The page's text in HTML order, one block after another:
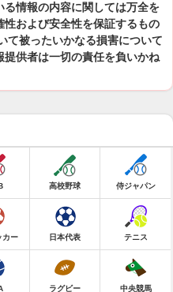
情報の内容に関しては万全を
および安全性を保証するもの
て被ったいかなる損害について
供者は一切の責任を負いかね
高校野球 侍ジャパン
カー 日本代表 テニス
ラグビー 中央競馬